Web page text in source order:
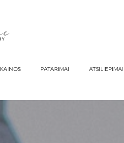
KAINOS PATARIMAI ATSILIEPIMAI